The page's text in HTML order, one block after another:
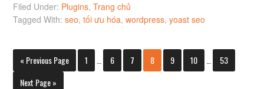
Filed Under: Plugins,Trang chủ
Tagged With:seo,tối ưu hóa,wordpress,yoast seo
« Previous Page 1 6 7 8 9 10
53
Next Page »